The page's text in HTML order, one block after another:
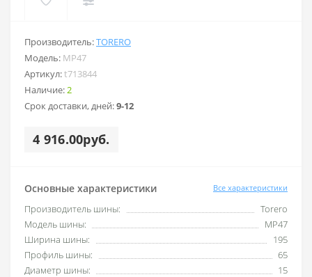
Производитель:TORERO
Модель: MP47
Артикул:t713844
Наличие:2
Срок доставки, дней:9-12
4 916.00руб.
Основные характеристики Все характеристики
Производитель шины:
Torero
Модель шины:
MP47
Ширина шины:
195
Профиль шины:
65
Диаметр шины:
15